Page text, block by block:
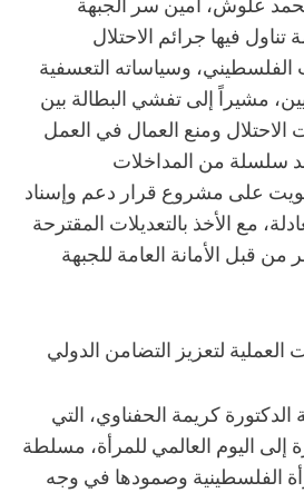
تناول فيها جرائم الاحتلال
وسياساته التعسفية
مشيراً إلى تفشي البطالة بين
ومنع العمال في العمل
سلسلة من المداخلات
على مشروع قرار دعم وإسناد
مع الأخذ بالتعديلات المقترحة
قبل الأمانة العامة للجبهة
العملية لتعزيز التضامن الدولي
الدكتورة كريمة الحفناوي، التي
إلى اليوم العالمي للمرأة، مسلطة
الفلسطينية وصمودها في وجه